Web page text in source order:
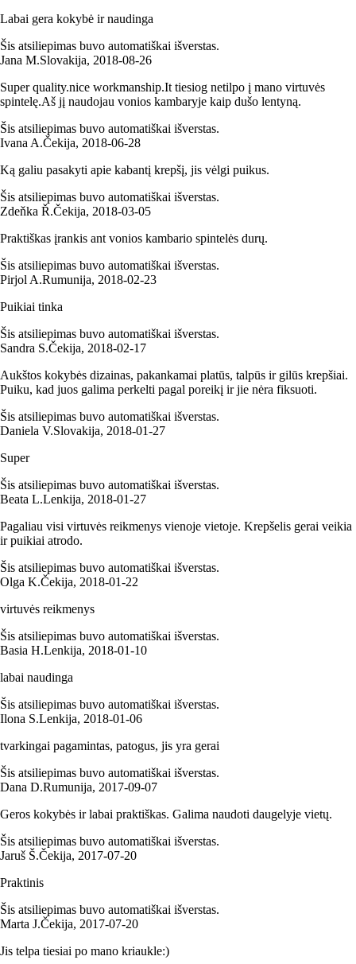
Labai gera kokybė ir naudinga
Šis atsiliepimas buvo automatiškai išverstas.
Jana M.Slovakija, 2018‑08‑26
Super quality.nice workmanship.It tiesiog netilpo į mano virtuvės
spintelę.Aš jį naudojau vonios kambaryje kaip dušo lentyną.
Šis atsiliepimas buvo automatiškai išverstas.
Ivana A.Čekija, 2018‑06‑28
Ką galiu pasakyti apie kabantį krepšį, jis vėlgi puikus.
Šis atsiliepimas buvo automatiškai išverstas.
Zdeňka Ř.Čekija, 2018‑03‑05
Praktiškas įrankis ant vonios kambario spintelės durų.
Šis atsiliepimas buvo automatiškai išverstas.
Pirjol A.Rumunija, 2018‑02‑23
Puikiai tinka
Šis atsiliepimas buvo automatiškai išverstas.
Sandra S.Čekija, 2018‑02‑17
Aukštos kokybės dizainas, pakankamai platūs, talpūs ir gilūs krepšiai.
Puiku, kad juos galima perkelti pagal poreikį ir jie nėra fiksuoti.
Šis atsiliepimas buvo automatiškai išverstas.
Daniela V.Slovakija, 2018‑01‑27
Super
Šis atsiliepimas buvo automatiškai išverstas.
Beata L.Lenkija, 2018‑01‑27
Pagaliau visi virtuvės reikmenys vienoje vietoje. Krepšelis gerai veikia
ir puikiai atrodo.
Šis atsiliepimas buvo automatiškai išverstas.
Olga K.Čekija, 2018‑01‑22
virtuvės reikmenys
Šis atsiliepimas buvo automatiškai išverstas.
Basia H.Lenkija, 2018‑01‑10
labai naudinga
Šis atsiliepimas buvo automatiškai išverstas.
Ilona S.Lenkija, 2018‑01‑06
tvarkingai pagamintas, patogus, jis yra gerai
Šis atsiliepimas buvo automatiškai išverstas.
Dana D.Rumunija, 2017‑09‑07
Geros kokybės ir labai praktiškas. Galima naudoti daugelyje vietų.
Šis atsiliepimas buvo automatiškai išverstas.
Jaruš Š.Čekija, 2017‑07‑20
Praktinis
Šis atsiliepimas buvo automatiškai išverstas.
Marta J.Čekija, 2017‑07‑20
Jis telpa tiesiai po mano kriaukle:)